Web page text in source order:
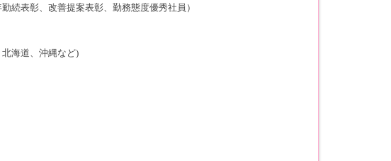
続表彰、改善提案表彰、勤務態度優秀社員）
海道、沖縄など)